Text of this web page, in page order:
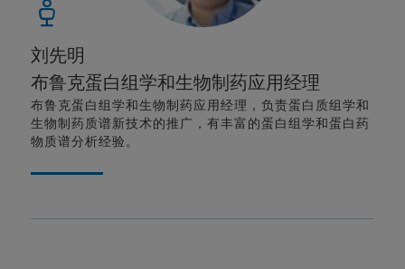
刘先明
布鲁克蛋白组学和生物制药应用经理
布鲁克蛋白组学和生物制药应用经理，负责蛋白质组学和
生物制药质谱新技术的推广，有丰富的蛋白组学和蛋白药
物质谱分析经验。